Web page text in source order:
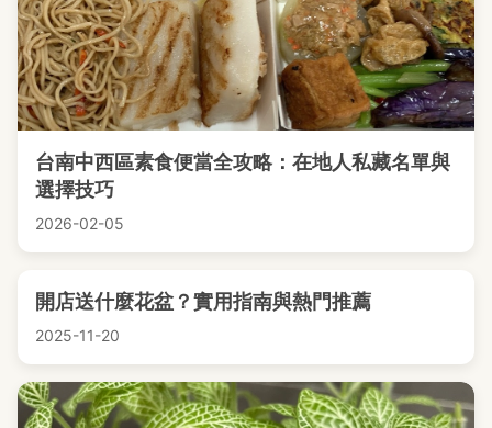
台南中西區素食便當全攻略：在地人私藏名單與
選擇技巧
2026-02-05
開店送什麼花盆？實用指南與熱門推薦
2025-11-20